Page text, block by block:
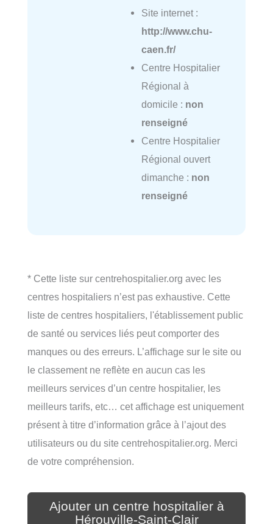
Site internet :
http://www.chu-
caen.fr/
Centre Hospitalier
Régional à
domicile : non
renseigné
Centre Hospitalier
Régional ouvert
dimanche : non
renseigné
* Cette liste sur centrehospitalier.org avec les
centres hospitaliers n’est pas exhaustive. Cette
liste de centres hospitaliers, l'établissement public
de santé ou services liés peut comporter des
manques ou des erreurs. L’affichage sur le site ou
le classement ne reflète en aucun cas les
meilleurs services d’un centre hospitalier, les
meilleurs tarifs, etc… cet affichage est uniquement
présent à titre d’information grâce à l’ajout des
utilisateurs ou du site centrehospitalier.org. Merci
de votre compréhension.
Ajouter un centre hospitalier à
Hérouville-Saint-Clair